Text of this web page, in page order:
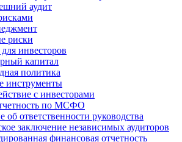
аудит
риски
инвесторов
капитал
политика
инструменты
с инвеcторами
по МСФО
об ответственности руководства
заключение независимых аудиторов
финансовая отчетность